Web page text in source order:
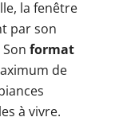
la fenêtre
par son
format
de
à vivre.